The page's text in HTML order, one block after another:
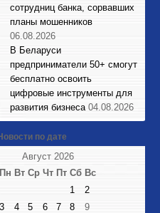
сотрудниц банка, сорвавших
планы мошенников
06.08.2026
В Беларуси
предприниматели 50+ смогут
бесплатно освоить
цифровые инструменты для
развития бизнеса 04.08.2026
по дате
Август 2026
Пн Вт Ср Чт Пт Сб Вс
1
2
3
4 5 6 7 8
9